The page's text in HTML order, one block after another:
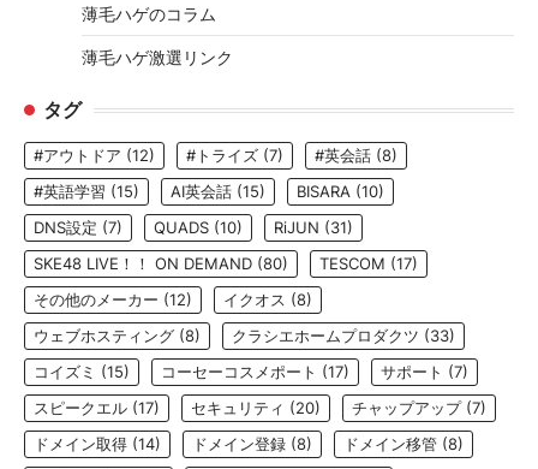
薄毛ハゲのコラム
薄毛ハゲ激選リンク
タグ
#アウトドア (12) #トライズ (7) #英会話 (8)
#英語学習 (15) AI英会話 (15) BISARA (10)
DNS設定 (7) QUADS (10) RiJUN (31)
SKE48 LIVE！！ ON DEMAND (80) TESCOM (17)
その他のメーカー (12) イクオス (8)
ウェブホスティング (8) クラシエホームプロダクツ (33)
コイズミ (15) コーセーコスメポート (17) サポート (7)
スピークエル (17) セキュリティ (20) チャップアップ(7)
ドメイン取得 (14) ドメイン登録 (8) ドメイン移管 (8)